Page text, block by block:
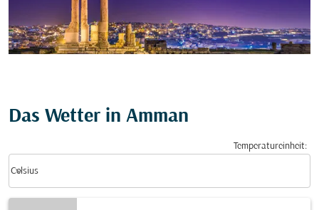
Das Wetter in Amman
Temperatureinheit:
Celsius
keyboard_arrow_down